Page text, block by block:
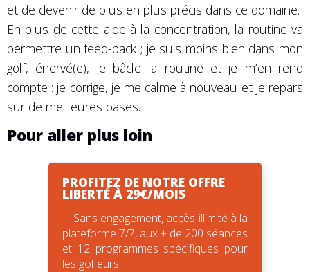
et de devenir de plus en plus précis dans ce domaine.
En plus de cette aide à la concentration, la routine va
permettre un feed-back ; je suis moins bien dans mon
golf, énervé(e), je bâcle la routine et je m’en rend
compte : je corrige, je me calme à nouveau et je repars
sur de meilleures bases.
Pour aller plus loin
PROFITEZ DE NOTRE OFFRE
LIBERTÉ À 29€/MOIS
Sans engagement, accès illimité à la
plateforme 7/7, aux + de 200 séances
et 12 programmes spécifiques pour
les golfeurs.